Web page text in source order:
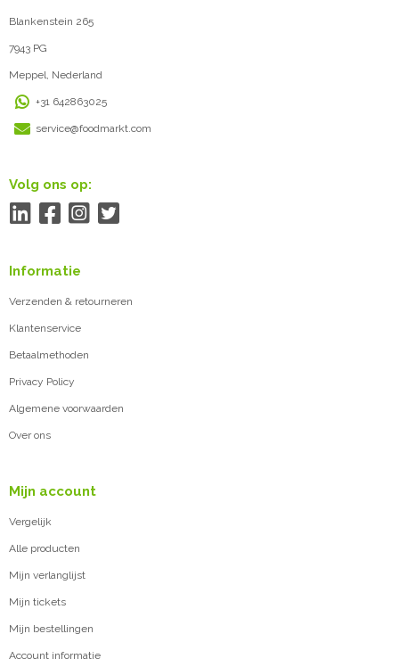
Blankenstein 265
7943 PG
Meppel, Nederland
+31 642863025
service@foodmarkt.com
Volg ons op:
Informatie
Verzenden & retourneren
Klantenservice
Betaalmethoden
Privacy Policy
Algemene voorwaarden
Over ons
Mijn account
Vergelijk
Alle producten
Mijn verlanglijst
Mijn tickets
Mijn bestellingen
Account informatie